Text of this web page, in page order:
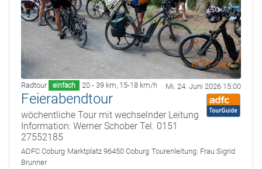
Radtour einfach 20 - 39 km, 15-18 km/h Mi. 24. Juni 2026 15:00
Feierabendtour
wöchentliche Tour mit wechselnder Leitung
Information: Werner Schober Tel. 0151
27552185
ADFC Coburg Marktplatz 96450 Coburg Tourenleitung: Frau Sigrid
Brunner